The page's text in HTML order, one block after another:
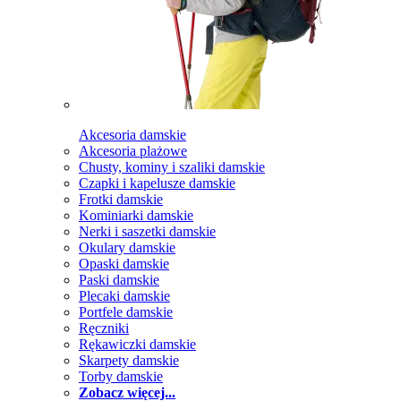
Akcesoria damskie
Akcesoria plażowe
Chusty, kominy i szaliki damskie
Czapki i kapelusze damskie
Frotki damskie
Kominiarki damskie
Nerki i saszetki damskie
Okulary damskie
Opaski damskie
Paski damskie
Plecaki damskie
Portfele damskie
Ręczniki
Rękawiczki damskie
Skarpety damskie
Torby damskie
Zobacz więcej...